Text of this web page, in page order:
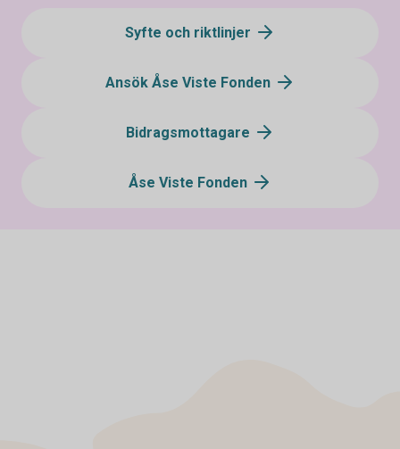
Syfte och riktlinjer
Ansök Åse Viste Fonden
Bidragsmottagare
Åse Viste Fonden